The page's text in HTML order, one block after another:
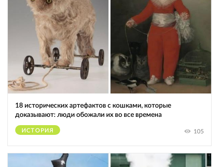
18 исторических артефактов с кошками, которые
доказывают: люди обожали их во все времена
ИСТОРИЯ 105